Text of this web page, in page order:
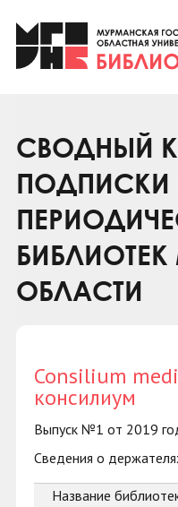
Клуб «Гиря и
Клуб
Коллегам
Контакты
СВОДНЫЙ
ПОДПИСКИ
ОБЛАСТИ
Consilium
консилиум
Выпуск №1 от 2019
Сведения о
Название